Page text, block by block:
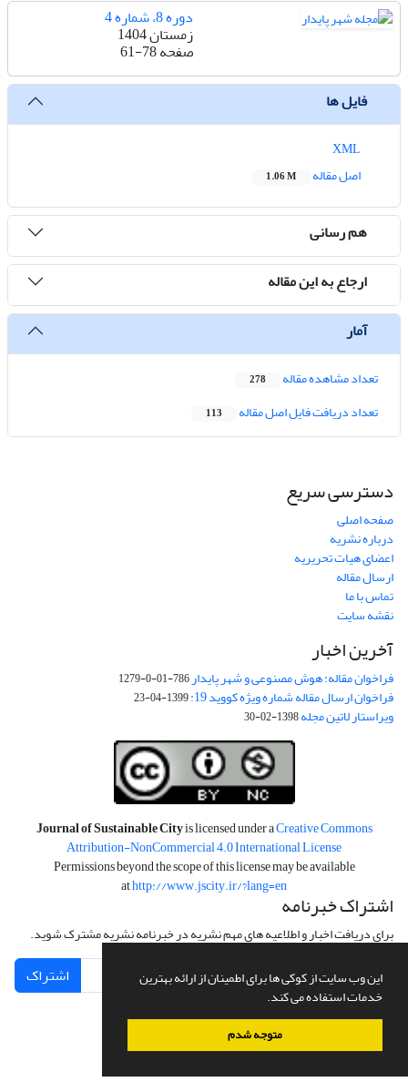
این وب سایت از کوکی ها برای اطمینان از ارائه بهترین
خدمات استفاده می کند.
متوجه شدم
دوره 8، شماره 4
زمستان 1404
صفحه61-78
فایل ها
اصل مقاله
1.06 M
هم رسانی
ارجاع به این مقاله
آمار
تعداد مشاهده مقاله 278
تعداد دریافت فایل اصل مقاله 113
دسترسی سریع
صفحه اصلی
درباره نشریه
اعضای هیات تحریریه
ارسال مقاله
تماس با ما
نقشه سایت
آخرین اخبار
فراخوان مقاله: هوش مصنوعی و شهر پایدار786-01-0-1279
فراخوان ارسال مقاله شماره ویژه کووید 19: 1399-04-23
ویراستار لاتین مجله1398-02-30
Journal of Sustainable Cityis licensed under aCreative Commons
Attribution-NonCommercial 4.0 International License
Permissions beyond the scope of this license may be available
athttp://www.jscity.ir/?lang=en
اشتراک خبرنامه
برای دریافت اخبار و اطلاعیه های مهم نشریه در خبرنامه نشریه مشترک شوید.
اشتراک
سامانه مدیریت نشریات علمی.طراحی و پیاده سازی ازسیناوب